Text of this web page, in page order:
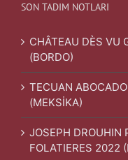
SON TADIM NOTLARI
CHÂTEAU DÈS VU
(BORDO)
TECUAN
(MEKSİKA)
JOSEPH DROUHIN
FOLATIERES 2022